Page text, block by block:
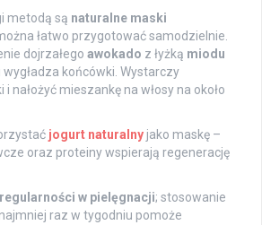
metodą są naturalne maski
łatwo przygotować samodzielnie.
dojrzałego awokado z łyżką miodu
końcówki. Wystarczy
nałożyć mieszankę na włosy na około
jogurt naturalny jako maskę –
oraz proteiny wspierają regenerację
regularności w pielęgnacji; stosowanie
raz w tygodniu pomoże